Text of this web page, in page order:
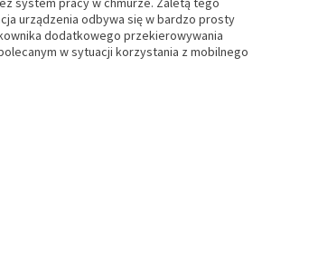
urządzenia odbywa się w bardzo prosty
dodatkowego przekierowywania
w sytuacji korzystania z mobilnego